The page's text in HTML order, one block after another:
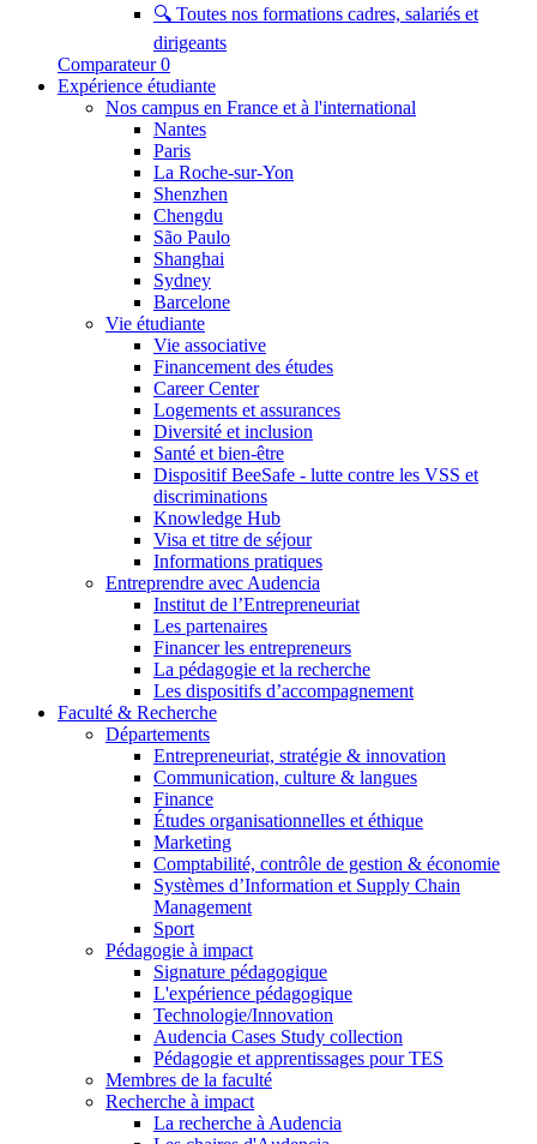
🔍 Toutes nos formations cadres, salariés et
dirigeants
Comparateur 0
Expérience étudiante
Nos campus en France et à l'international
Nantes
Paris
La Roche-sur-Yon
Shenzhen
Chengdu
São Paulo
Shanghai
Sydney
Barcelone
Vie étudiante
Vie associative
Financement des études
Career Center
Logements et assurances
Diversité et inclusion
Santé et bien-être
Dispositif BeeSafe - lutte contre les VSS et
discriminations
Knowledge Hub
Visa et titre de séjour
Informations pratiques
Entreprendre avec Audencia
Institut de l’Entrepreneuriat
Les partenaires
Financer les entrepreneurs
La pédagogie et la recherche
Les dispositifs d’accompagnement
Faculté & Recherche
Départements
Entrepreneuriat, stratégie & innovation
Communication, culture & langues
Finance
Études organisationnelles et éthique
Marketing
Comptabilité, contrôle de gestion & économie
Systèmes d’Information et Supply Chain
Management
Sport
Pédagogie à impact
Signature pédagogique
L'expérience pédagogique
Technologie/Innovation
Audencia Cases Study collection
Pédagogie et apprentissages pour TES
Membres de la faculté
Recherche à impact
La recherche à Audencia